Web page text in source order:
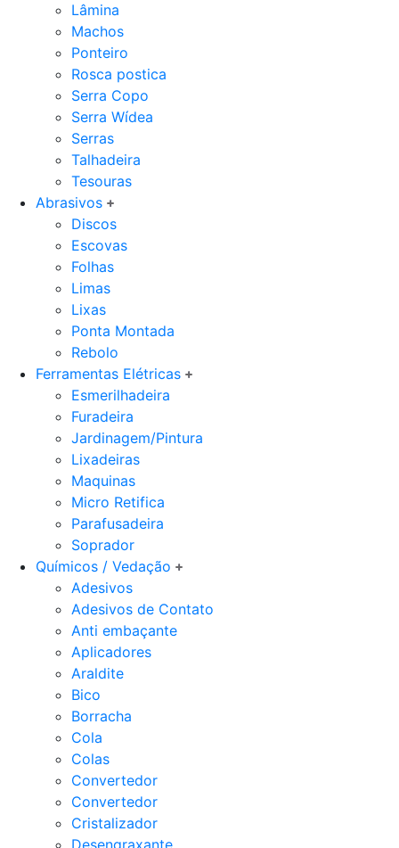
Lâmina
Machos
Ponteiro
Rosca postica
Serra Copo
Serra Wídea
Serras
Talhadeira
Tesouras
Abrasivos
Discos
Escovas
Folhas
Limas
Lixas
Ponta Montada
Rebolo
Ferramentas Elétricas
Esmerilhadeira
Furadeira
Jardinagem/Pintura
Lixadeiras
Maquinas
Micro Retifica
Parafusadeira
Soprador
Químicos / Vedação
Adesivos
Adesivos de Contato
Anti embaçante
Aplicadores
Araldite
Bico
Borracha
Cola
Colas
Convertedor
Convertedor
Cristalizador